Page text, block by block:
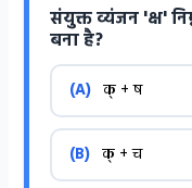
संयुक्त व्यंजन 'क्ष'
बना है?
(A) क् + ष
(B) क् + च